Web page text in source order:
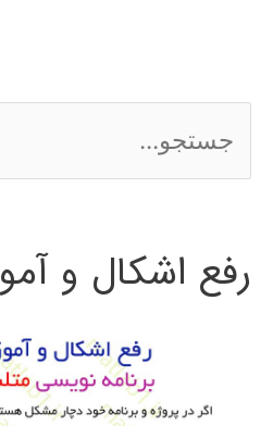
س
ج
رفع اشکال و